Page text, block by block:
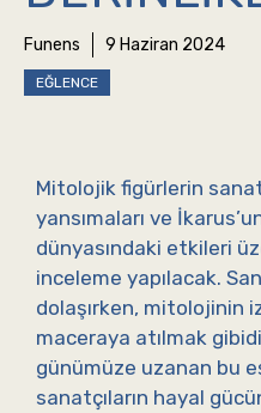
Funens 9 Haziran 2024
EĞLENCE
Mitolojik figürlerin
yansımaları ve
dünyasındaki etkileri
inceleme yapılacak.
dolaşırken, mitolojinin
maceraya atılmak
günümüze uzanan bu
sanatçıların hayal